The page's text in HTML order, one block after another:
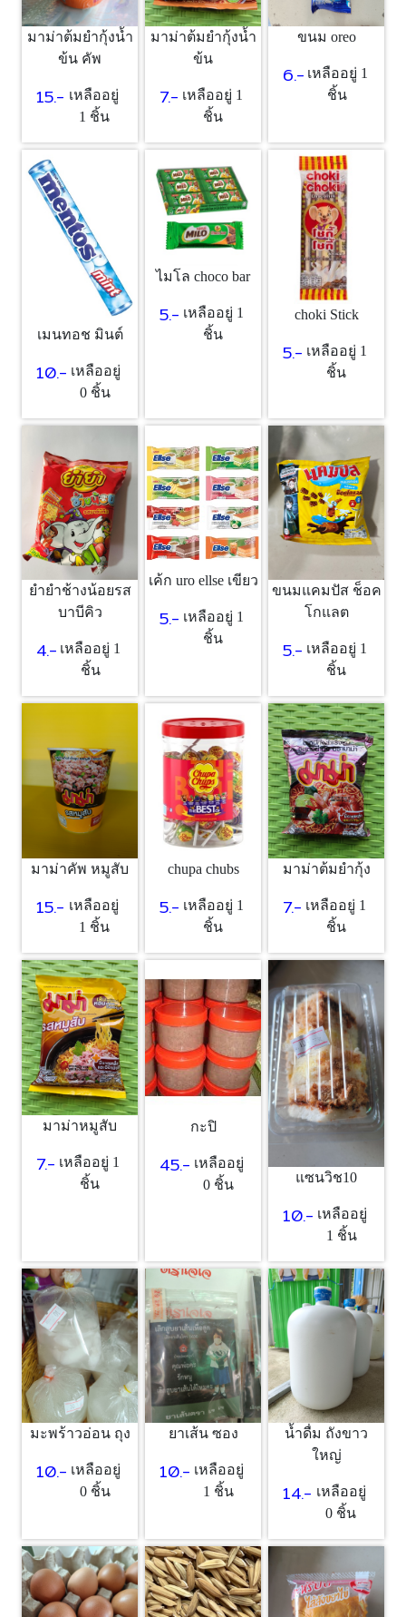
มาม่าต้มยำกุ้งน้ำ
ข้น คัพ
15.- เหลืออยู่
1 ชิ้น
มาม่าต้มยำกุ้งน้ำ
ข้น
7.- เหลืออยู่ 1
ชิ้น
ขนม oreo
6.- เหลืออยู่ 1
ชิ้น
เมนทอช มินต์
10.- เหลืออยู่
0 ชิ้น
ไมโล choco bar
5.- เหลืออยู่ 1
ชิ้น
choki Stick
5.- เหลืออยู่ 1
ชิ้น
ยำยำช้างน้อยรส
บาบีคิว
4.- เหลืออยู่ 1
ชิ้น
เค้ก uro ellse เขียว
5.- เหลืออยู่ 1
ชิ้น
ขนมแคมปัส ช็อค
โกแลต
5.- เหลืออยู่ 1
ชิ้น
มาม่าคัพ หมูสับ
15.- เหลืออยู่
1 ชิ้น
chupa chubs
5.- เหลืออยู่ 1
ชิ้น
มาม่าต้มยำกุ้ง
7.- เหลืออยู่ 1
ชิ้น
มาม่าหมูสับ
7.- เหลืออยู่ 1
ชิ้น
กะปิ
45.- เหลืออยู่
0 ชิ้น
แซนวิช10
10.- เหลืออยู่
1 ชิ้น
มะพร้าวอ่อน ถุง
10.- เหลืออยู่
0 ชิ้น
ยาเส้น ซอง
10.- เหลืออยู่
1 ชิ้น
น้ำดื่ม ถังขาว
ใหญ่
14.- เหลืออยู่
0 ชิ้น